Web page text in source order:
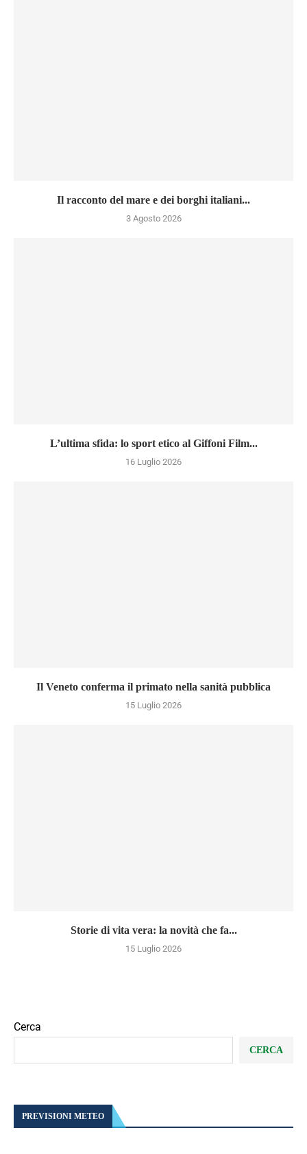
Il racconto del mare e dei borghi italiani...
3 Agosto 2026
L’ultima sfida: lo sport etico al Giffoni Film...
16 Luglio 2026
Il Veneto conferma il primato nella sanità pubblica
15 Luglio 2026
Storie di vita vera: la novità che fa...
15 Luglio 2026
Cerca
CERCA
PREVISIONI METEO